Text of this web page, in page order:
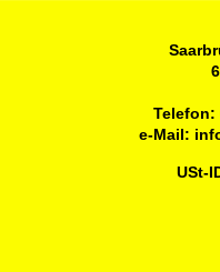
Telefon:
e-Mail:
USt-